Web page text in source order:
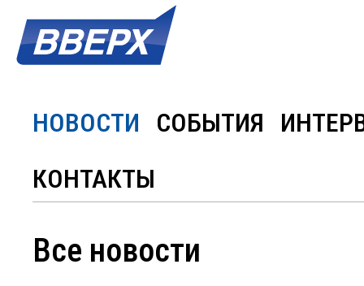
НОВОСТИ СОБЫТИЯ
КОНТАКТЫ
Все новости